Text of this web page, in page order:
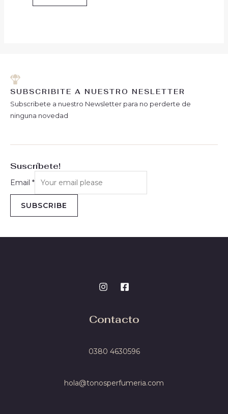
SUBSCRIBITE A NUESTRO NESLETTER
Subscribete a nuestro Newsletter para no perderte de
ninguna novedad
Suscríbete!
Email *
SUBSCRIBE
Contacto
0380 4630596
hola@tonosperfumeria.com